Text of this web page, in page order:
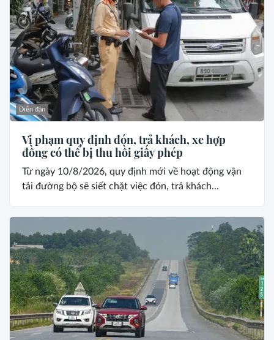
Diễn đàn
Vi phạm quy định đón, trả khách, xe hợp
đồng có thể bị thu hồi giấy phép
Từ ngày 10/8/2026, quy định mới về hoạt động vận
tải đường bộ sẽ siết chặt việc đón, trả khách...